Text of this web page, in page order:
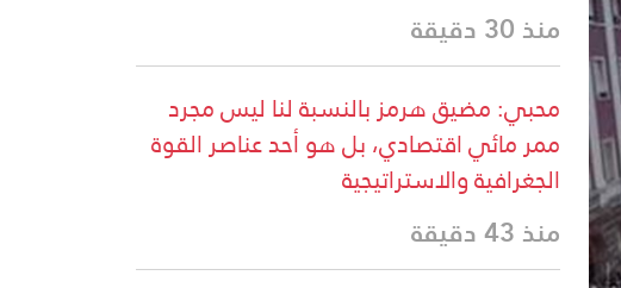
منذ 30 دقيقة
محبي: مضيق هرمز بالنسبة لنا ليس مجرد
ممر مائي اقتصادي، بل هو أحد عناصر القوة
الجغرافية والاستراتيجية
منذ 43 دقيقة